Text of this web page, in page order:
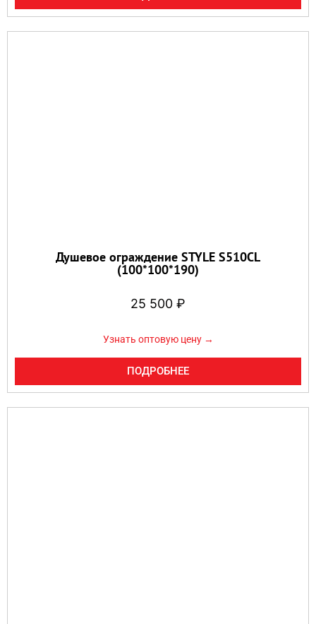
Душевое ограждение STYLE S510CL
(100*100*190)
25 500 ₽
Узнать оптовую цену →
ПОДРОБНЕЕ